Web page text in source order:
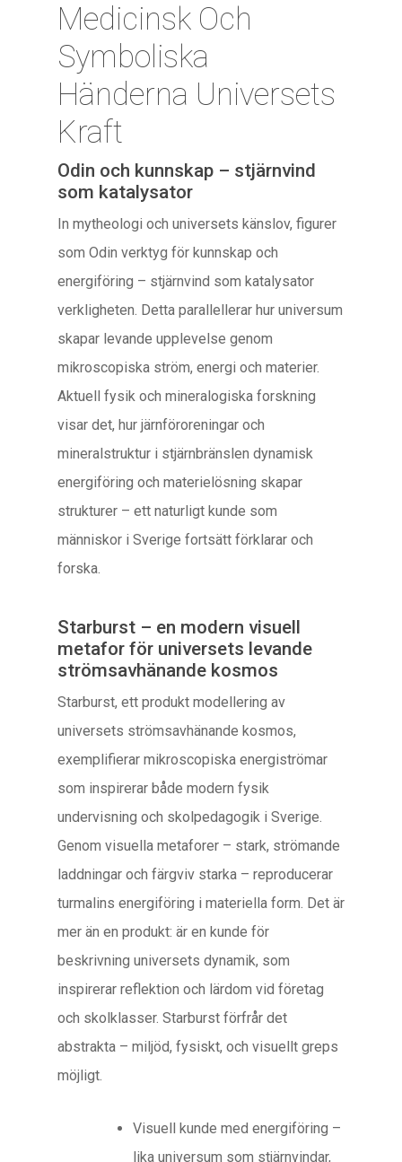
Medicinsk Och
Symboliska
Händerna Universets
Kraft
Odin och kunnskap – stjärnvind
som katalysator
In mytheologi och universets känslov, figurer
som Odin verktyg för kunnskap och
energiföring – stjärnvind som katalysator
verkligheten. Detta parallellerar hur universum
skapar levande upplevelse genom
mikroscopiska ström, energi och materier.
Aktuell fysik och mineralogiska forskning
visar det, hur järnföroreningar och
mineralstruktur i stjärnbränslen dynamisk
energiföring och materielösning skapar
strukturer – ett naturligt kunde som
människor i Sverige fortsätt förklarar och
forska.
Starburst – en modern visuell
metafor för universets levande
strömsavhänande kosmos
Starburst, ett produkt modellering av
universets strömsavhänande kosmos,
exemplifierar mikroscopiska energiströmar
som inspirerar både modern fysik
undervisning och skolpedagogik i Sverige.
Genom visuella metaforer – stark, strömande
laddningar och färgviv starka – reproducerar
turmalins energiföring i materiella form. Det är
mer än en produkt: är en kunde för
beskrivning universets dynamik, som
inspirerar reflektion och lärdom vid företag
och skolklasser. Starburst förfrår det
abstrakta – miljöd, fysiskt, och visuellt greps
möjligt.
Visuell kunde med energiföring –
lika universum som stjärnvindar,